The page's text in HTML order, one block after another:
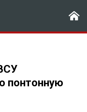
понтонную